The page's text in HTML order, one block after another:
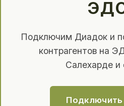
Подключим Диадок и
контрагентов на
Салехарде и